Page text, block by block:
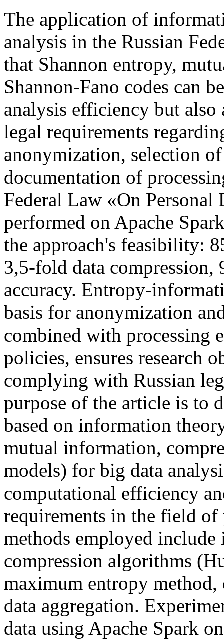
The application of
analysis in the Russian
that Shannon entropy,
Shannon-Fano codes can
analysis efficiency but
legal requirements
anonymization, selection
documentation of
Federal Law «On Personal
performed on Apache
the approach's feasibility:
3,5-fold data compression,
accuracy. Entropy-
basis for anonymization
combined with processing
policies, ensures research
complying with Russian
purpose of the article is to
based on information
mutual information,
models) for big data
computational efficiency
requirements in the field of
methods employed
compression algorithms
maximum entropy
data aggregation.
data using Apache Spark